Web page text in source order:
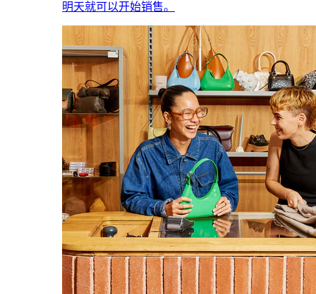
明天就可以开始销售。